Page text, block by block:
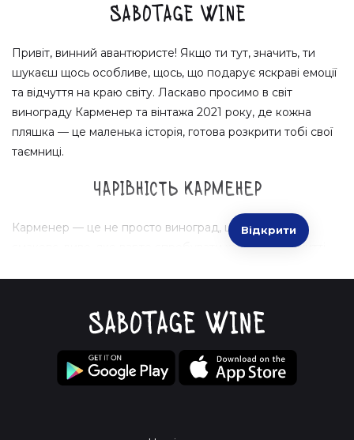
Sabotage Wine
Привіт, винний авантюристе! Якщо ти тут, значить, ти
шукаєш щось особливе, щось, що подарує яскраві емоції
та відчуття на краю світу. Ласкаво просимо в світ
винограду Карменер та вінтажа 2021 року, де кожна
пляшка — це маленька історія, готова розкрити тобі свої
таємниці.
Чарівність Карменер
Карменер — це не просто виноград, це справжнє
смакове диво, яке варто спробувати хоча б раз у житті.
Винна інтрига:Зазвичай Карменер має дивовижне
поєднання чорних ягід, спецій та легких нот шоколаду.
Це винахідливо, чи не так?
Смакові ХМАРИ:Карменер 2021 ризикує стати твоїм
Відкрити